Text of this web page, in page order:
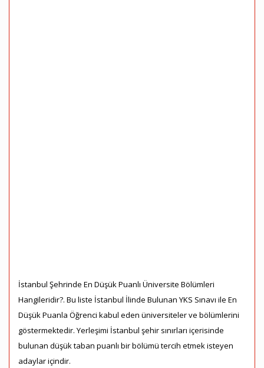
İstanbul Şehrinde En Düşük Puanlı Üniversite Bölümleri
Hangileridir?. Bu liste İstanbul İlinde Bulunan YKS Sınavı ile En
Düşük Puanla Öğrenci kabul eden üniversiteler ve bölümlerini
göstermektedir. Yerleşimi İstanbul şehir sınırları içerisinde
bulunan düşük taban puanlı bir bölümü tercih etmek isteyen
adaylar içindir.